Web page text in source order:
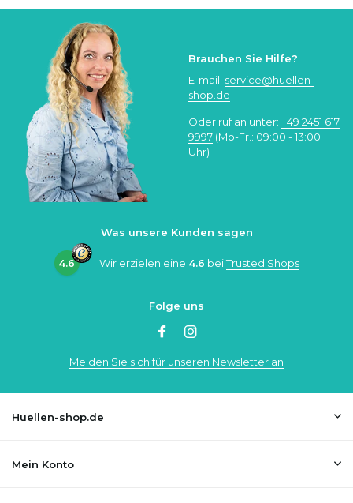
Brauchen Sie Hilfe?
E-mail: service@huellen-
shop.de
Oder ruf an unter: +49 2451 617
9997 (Mo-Fr.: 09:00 - 13:00
Uhr)
Was unsere Kunden sagen
4.6 Wir erzielen eine 4.6 beiTrusted Shops
Folge uns
Melden Sie sich für unseren Newsletter an
Huellen-shop.de
Mein Konto